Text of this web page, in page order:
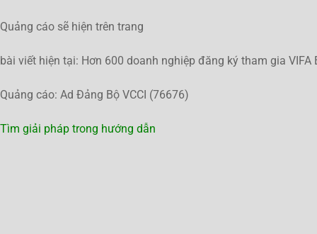
Quảng cáo sẽ hiện trên trang
bài viết hiện tại: Hơn 600 doanh nghiệp đăng ký tham gia VIFA
Quảng cáo: Ad Đảng Bộ VCCI (76676)
Tìm giải pháp trong hướng dẫn